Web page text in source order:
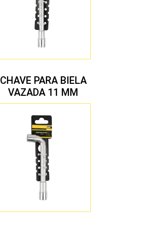
CHAVE PARA BIELA
VAZADA 11 MM